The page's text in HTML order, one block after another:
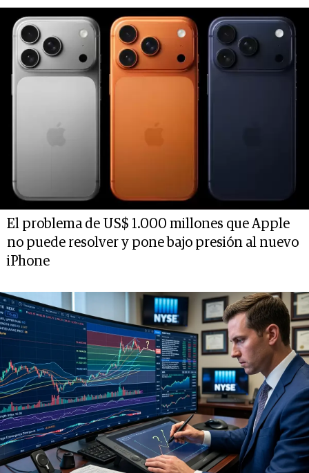
El problema de US$ 1.000 millones que Apple
no puede resolver y pone bajo presión al nuevo
iPhone